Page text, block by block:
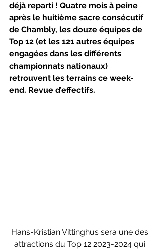
déjà reparti ! Quatre mois à peine
après le huitième sacre consécutif
de Chambly, les douze équipes de
Top 12 (et les 121 autres équipes
engagées dans les différents
championnats nationaux)
retrouvent les terrains ce week-
end. Revue d’effectifs.
Hans-Kristian Vittinghus sera une des
attractions du Top 12 2023-2024 qui